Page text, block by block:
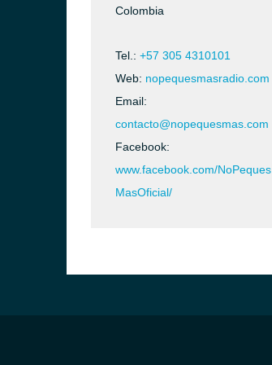
Colombia
Tel.: +57 305 4310101
Web: nopequesmasradio.com
Email:
contacto@nopequesmas.com
Facebook:
www.facebook.com/NoPeques
MasOficial/